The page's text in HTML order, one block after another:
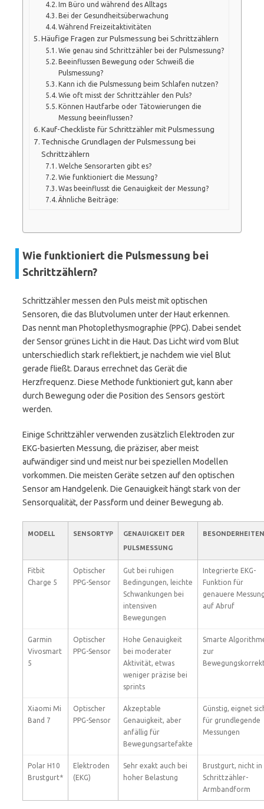
Im Büro und während des Alltags
Bei der Gesundheitsüberwachung
Während Freizeitaktivitäten
Häufige Fragen zur Pulsmessung bei Schrittzählern
Wie genau sind Schrittzähler bei der Pulsmessung?
Beeinflussen Bewegung oder Schweiß die
Pulsmessung?
Kann ich die Pulsmessung beim Schlafen nutzen?
Wie oft misst der Schrittzähler den Puls?
Können Hautfarbe oder Tätowierungen die
Messung beeinflussen?
Kauf-Checkliste für Schrittzähler mit Pulsmessung
Technische Grundlagen der Pulsmessung bei
Schrittzählern
Welche Sensorarten gibt es?
Wie funktioniert die Messung?
Was beeinflusst die Genauigkeit der Messung?
Ähnliche Beiträge:
Wie funktioniert die Pulsmessung bei
Schrittzählern?
Schrittzähler messen den Puls meist mit optischen
Sensoren, die das Blutvolumen unter der Haut erkennen.
Das nennt man Photoplethysmographie (PPG). Dabei sendet
der Sensor grünes Licht in die Haut. Das Licht wird vom Blut
unterschiedlich stark reflektiert, je nachdem wie viel Blut
gerade fließt. Daraus errechnet das Gerät die
Herzfrequenz. Diese Methode funktioniert gut, kann aber
durch Bewegung oder die Position des Sensors gestört
werden.
Einige Schrittzähler verwenden zusätzlich Elektroden zur
EKG-basierten Messung, die präziser, aber meist
aufwändiger sind und meist nur bei speziellen Modellen
vorkommen. Die meisten Geräte setzen auf den optischen
Sensor am Handgelenk. Die Genauigkeit hängt stark von der
Sensorqualität, der Passform und deiner Bewegung ab.
MODELL SENSORTYP
GENAUIGKEIT DER
PULSMESSUNG
BESONDERHEITEN
Fitbit
Charge 5
Optischer
PPG-Sensor
Gut bei ruhigen
Bedingungen, leichte
Schwankungen bei
intensiven
Bewegungen
Integrierte EKG-
Funktion für
genauere
auf Abruf
Garmin
Vivosmart
5
Optischer
PPG-Sensor
Hohe Genauigkeit
bei moderater
Aktivität, etwas
weniger präzise bei
sprints
Smarte
zur
Xiaomi Mi
Band 7
Optischer
PPG-Sensor
Akzeptable
Genauigkeit, aber
anfällig für
Bewegungsartefakte
Günstig, eignet
für grundlegende
Messungen
Polar H10
Brustgurt*
Elektroden
(EKG)
Sehr exakt auch bei
hoher Belastung
Brustgurt, nicht in
Schrittzähler-
Armbandform